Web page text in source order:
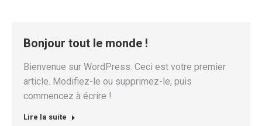
Bonjour tout le monde !
Bienvenue sur WordPress. Ceci est votre premier
article. Modifiez-le ou supprimez-le, puis
commencez à écrire !
Lire la suite